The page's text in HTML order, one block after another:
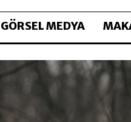
GÖRSEL MEDYA